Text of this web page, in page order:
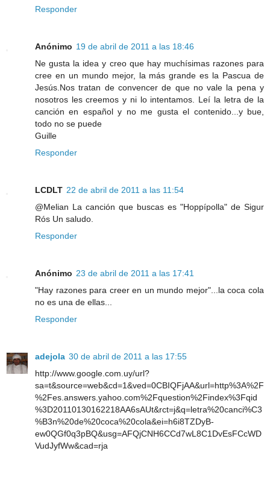
Responder
Anónimo 19 de abril de 2011 a las 18:46
Ne gusta la idea y creo que hay muchísimas razones para
cree en un mundo mejor, la más grande es la Pascua de
Jesús.Nos tratan de convencer de que no vale la pena y
nosotros les creemos y ni lo intentamos. Leí la letra de la
canción en español y no me gusta el contenido...y bue,
todo no se puede
Guille
Responder
LCDLT 22 de abril de 2011 a las 11:54
@Melian La canción que buscas es "Hoppípolla" de Sigur
Rós Un saludo.
Responder
Anónimo 23 de abril de 2011 a las 17:41
"Hay razones para creer en un mundo mejor"...la coca cola
no es una de ellas...
Responder
adejola 30 de abril de 2011 a las 17:55
http://www.google.com.uy/url?
sa=t&source=web&cd=1&ved=0CBIQFjAA&url=http%3A%2F
%2Fes.answers.yahoo.com%2Fquestion%2Findex%3Fqid
%3D20110130162218AA6sAUt&rct=j&q=letra%20canci%C3
%B3n%20de%20coca%20cola&ei=h6i8TZDyB-
ew0QGf0q3pBQ&usg=AFQjCNH6CCd7wL8C1DvEsFCcWD
VudJyfWw&cad=rja